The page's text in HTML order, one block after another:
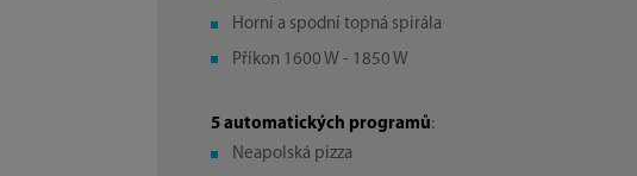
Horní a spodní topná spirála
Příkon 1600 W - 1850 W
5 automatických programů:
Neapolská pizza